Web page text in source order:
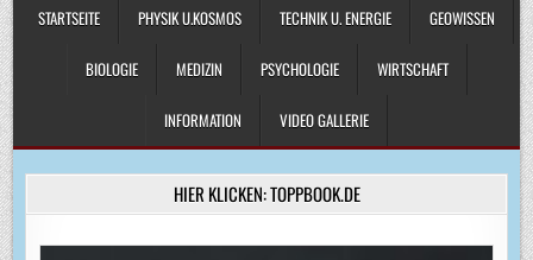
STARTSEITE
PHYSIK U.KOSMOS TECHNIK U. ENERGIE GEOWISSEN
BIOLOGIE MEDIZIN PSYCHOLOGIE WIRTSCHAFT
INFORMATION VIDEO GALLERIE
HIER KLICKEN: TOPPBOOK.DE